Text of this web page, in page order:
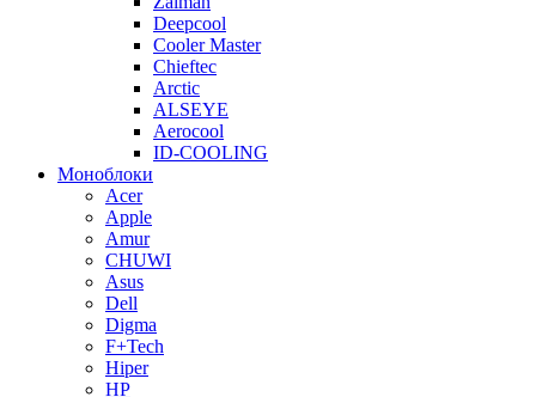
Deepcool
Cooler Master
Chieftec
Arctic
ALSEYE
Aerocool
ID-COOLING
Моноблоки
Acer
Apple
Amur
CHUWI
Asus
Dell
Digma
F+Tech
Hiper
HP